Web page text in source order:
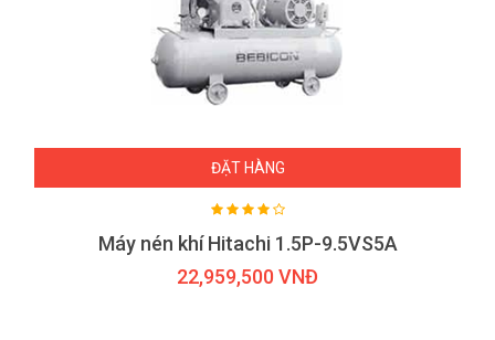
ĐẶT HÀNG
Máy nén khí Hitachi 1.5P-9.5VS5A
22,959,500 VNĐ